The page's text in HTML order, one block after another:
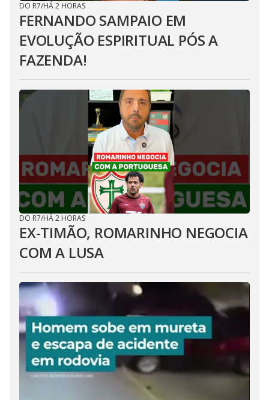
DO R7/HÁ 2 HORAS
FERNANDO SAMPAIO EM
EVOLUÇÃO ESPIRITUAL PÓS A
FAZENDA!
DO R7/HÁ 2 HORAS
EX-TIMÃO, ROMARINHO NEGOCIA
COM A LUSA